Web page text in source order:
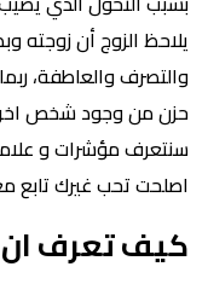
يلاحظ الزوج أن زوجته
والتصرف والعاطفة،
حزن من وجود شخص اخر
سنتعرف مؤشرات و
اصلحت تحب غيرك تابع
كيف تعرف ان